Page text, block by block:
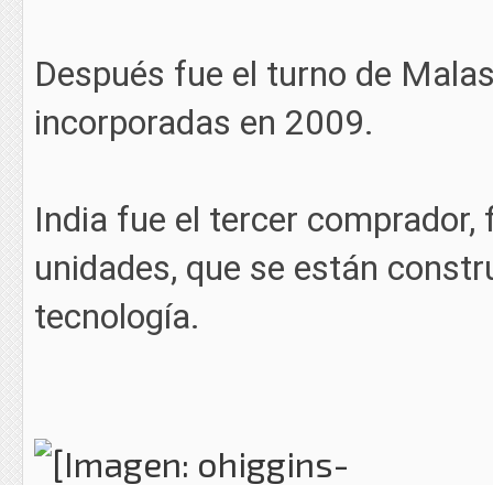
Después fue el turno de
incorporadas en 2009.
India fue el tercer
unidades, que se están
tecnología.